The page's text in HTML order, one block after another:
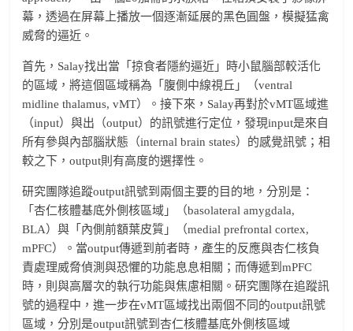
幕，透過在屏幕上播放一個逐漸延展的黑色圓盤，模擬猛禽
威脅的逼近。
首先，Salay找出當「掠食者隱約逼近」時小鼠腦部較活化
的區域，將這個區域稱為「腹側中線視丘」（ventral
midline thalamus, vMT）。接下來，Salay再對於vMT區域進
（input）與出（output）的訊號進行定位，發現input是來自
所有參與內部腦狀態（internal brain states）的感覺訊號；相
較之下，output則有高度的選擇性。
研究團隊追蹤output訊號到兩個主要的目的地，分別是：
「杏仁核體基底外側核區域」（basolateral amygdala,
BLA）與「內側前額葉皮質」（medial prefrontal cortex,
mPFC）。當output傳遞到前者時，產生的反應與杏仁核負
責處理威脅偵測與恐懼的功能息息相關；而傳遞到mPFC
時，則與高層次的執行功能與焦慮相關。研究團隊在追蹤訊
號的過程中，進一步在vMT區域找出兩個不同的output訊號
區域，分別是output訊號到杏仁核體基底外側核區域